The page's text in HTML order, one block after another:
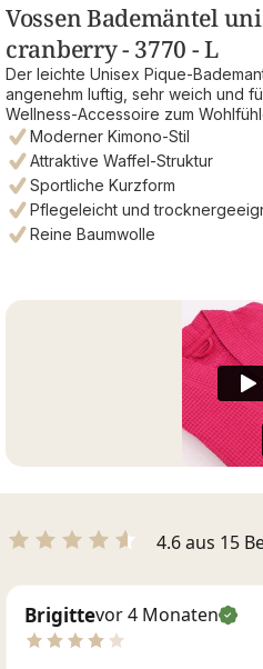
Vossen Bademäntel
cranberry - 3770 - L
Der leichte Unisex Pique-
angenehm luftig, sehr weich und
Wellness-Accessoire zum
Moderner Kimono-Stil
Attraktive Waffel-Struktur
Sportliche Kurzform
Pflegeleicht und
Reine Baumwolle
4.6 aus 15
Brigittevor 4 Monaten